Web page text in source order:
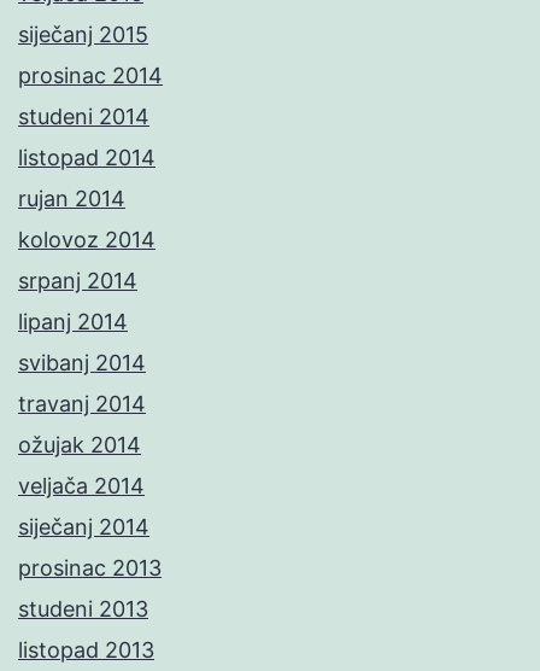
siječanj 2015
prosinac 2014
studeni 2014
listopad 2014
rujan 2014
kolovoz 2014
srpanj 2014
lipanj 2014
svibanj 2014
travanj 2014
ožujak 2014
veljača 2014
siječanj 2014
prosinac 2013
studeni 2013
listopad 2013